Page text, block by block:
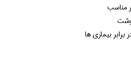
مناسب
بیماری ها